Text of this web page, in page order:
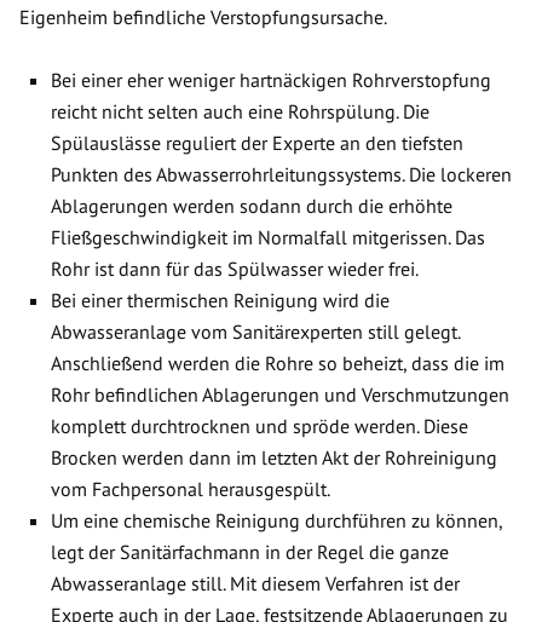
Eigenheim befindliche Verstopfungsursache.
Bei einer eher weniger hartnäckigen Rohrverstopfung
reicht nicht selten auch eine Rohrspülung. Die
Spülauslässe reguliert der Experte an den tiefsten
Punkten des Abwasserrohrleitungssystems. Die lockeren
Ablagerungen werden sodann durch die erhöhte
Fließgeschwindigkeit im Normalfall mitgerissen. Das
Rohr ist dann für das Spülwasser wieder frei.
Bei einer thermischen Reinigung wird die
Abwasseranlage vom Sanitärexperten still gelegt.
Anschließend werden die Rohre so beheizt, dass die im
Rohr befindlichen Ablagerungen und Verschmutzungen
komplett durchtrocknen und spröde werden. Diese
Brocken werden dann im letzten Akt der Rohreinigung
vom Fachpersonal herausgespült.
Um eine chemische Reinigung durchführen zu können,
legt der Sanitärfachmann in der Regel die ganze
Abwasseranlage still. Mit diesem Verfahren ist der
Experte auch in der Lage, festsitzende Ablagerungen zu